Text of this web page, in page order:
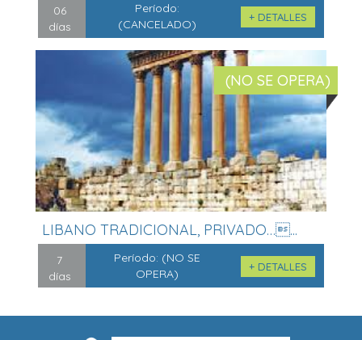
06
días
Período:
(CANCELADO)
+ DETALLES
(NO SE OPERA)
LIBANO TRADICIONAL, PRIVADO…...
7
días
Período: (NO SE
OPERA)
+ DETALLES